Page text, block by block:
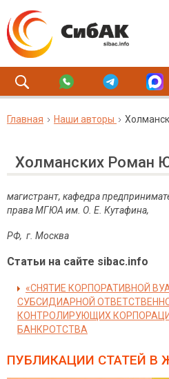
Главная Наши авторы
Холманских Роман
магистрант, кафедра
права МГЮА им. О. Е. Кутафина,
РФ, г. Москва
Статьи на сайте sibac.info
«СНЯТИЕ КОРПОРАТИВНОЙ
СУБСИДИАРНОЙ
КОНТРОЛИРУЮЩИХ
БАНКРОТСТВА
ПУБЛИКАЦИИ СТАТЕЙ В